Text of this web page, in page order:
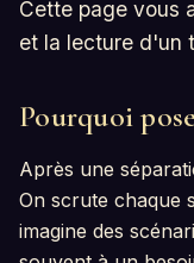
Cette page vous
et la lecture d'un
Pourquoi
Après une
On scrute chaque
imagine des